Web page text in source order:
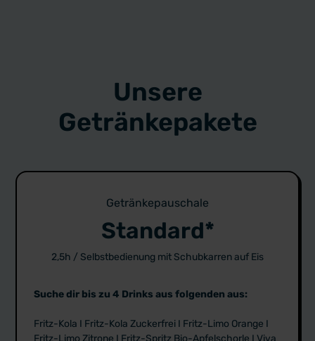
Unsere
Getränkepakete
Getränkepauschale
Standard*
2,5h / Selbstbedienung mit Schubkarren auf Eis
Suche dir bis zu 4 Drinks aus folgenden aus:
Fritz-Kola I Fritz-Kola Zuckerfrei I Fritz-Limo Orange I
Fritz-Limo Zitrone I Fritz-Spritz Bio-Apfelschorle I Viva